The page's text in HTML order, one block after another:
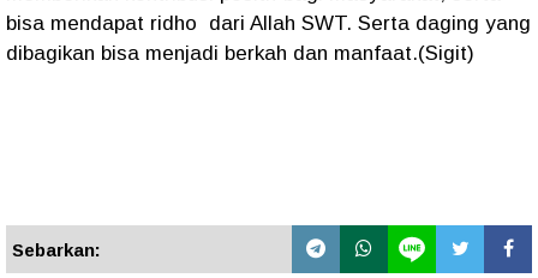
bisa mendapat ridho dari Allah SWT. Serta daging yang
dibagikan bisa menjadi berkah dan manfaat.(Sigit)
Sebarkan: